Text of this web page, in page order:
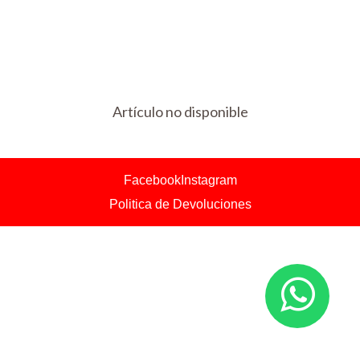
Artículo no disponible
FacebookInstagram
Politica de Devoluciones